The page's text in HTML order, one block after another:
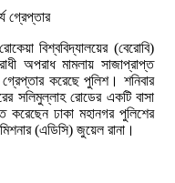
বিশ্ববিদ্যালয়ের (বেরোবি)
অপরাধ মামলায় সাজাপ্রাপ্ত
করেছে পুলিশ। শনিবার
সলিমুল্লাহ রোডের একটি বাসা
করেছেন ঢাকা মহানগর পুলিশের
(এডিসি) জুয়েল রানা।